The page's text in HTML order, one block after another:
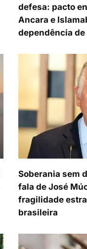
defesa: pacto
Ancara e
dependência
Soberania sem
fala de José
fragilidade
brasileira